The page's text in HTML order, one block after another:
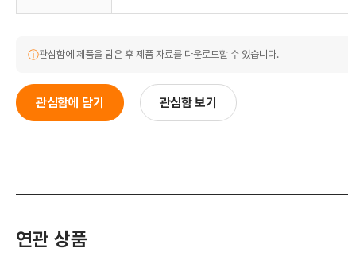
ⓘ관심함에 제품을 담은 후 제품 자료를 다운로드할 수 있습니다.
관심함에 담기 관심함 보기
연관 상품